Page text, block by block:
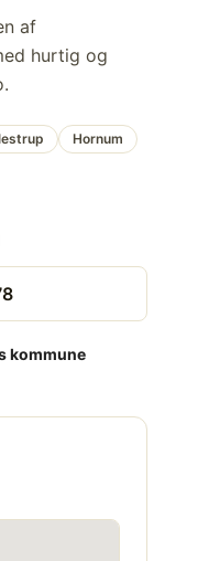
af
hurtig og
Hornum
kommune